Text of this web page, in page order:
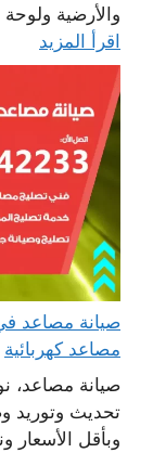
والأرضية ولوحة
اقرأ المزيد
مصاعد كهربائية
صيانة مصاعد،
تحديث وتوريد
وبأقل